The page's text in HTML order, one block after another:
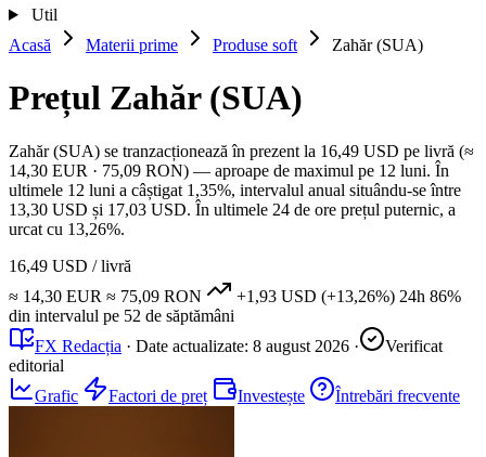
Util
Acasă
Materii prime Produse soft Zahăr (SUA)
Prețul Zahăr (SUA)
Zahăr (SUA) se tranzacționează în prezent la 16,49 USD pe livră (≈
14,30 EUR · 75,09 RON) — aproape de maximul pe 12 luni. În
ultimele 12 luni a câștigat 1,35%, intervalul anual situându-se între
13,30 USD și 17,03 USD. În ultimele 24 de ore prețul puternic, a
urcat cu 13,26%.
16,49 USD / livră
≈ 14,30 EUR ≈ 75,09 RON +1,93 USD (+13,26%) 24h 86%
din intervalul pe 52 de săptămâni
FX Redacția · Date actualizate: 8 august 2026 ·
Verificat
editorial
Grafic
Factori de preț Investește Întrebări frecvente